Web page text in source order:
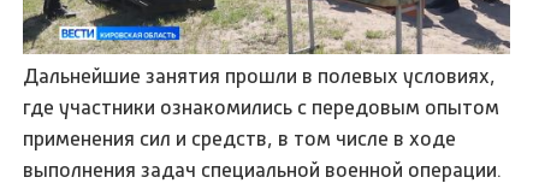
Дальнейшие занятия прошли в полевых условиях,
где участники ознакомились с передовым опытом
применения сил и средств, в том числе в ходе
выполнения задач специальной военной операции.